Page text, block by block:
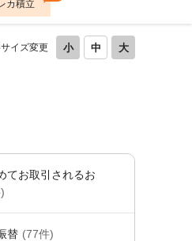
カ積立
イズ変更
てお取引されるお
替 (77件)